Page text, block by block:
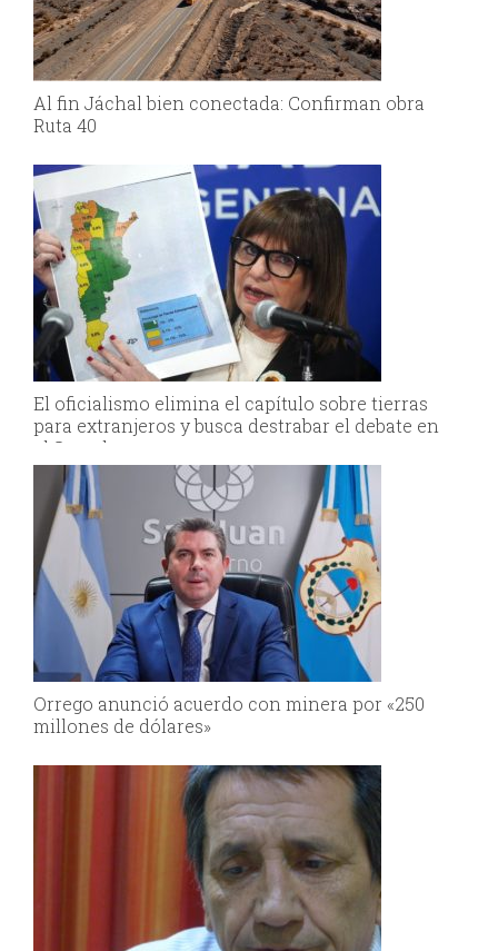
Al fin Jáchal bien conectada: Confirman obra
Ruta 40
El oficialismo elimina el capítulo sobre tierras
para extranjeros y busca destrabar el debate en
el Senado
Orrego anunció acuerdo con minera por «250
millones de dólares»